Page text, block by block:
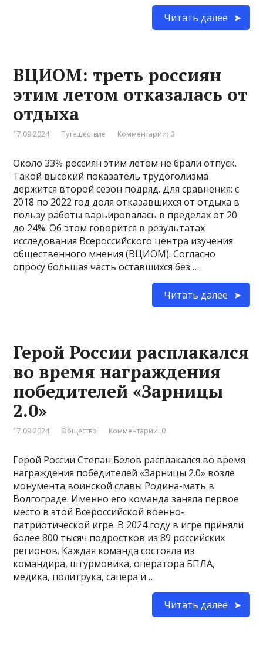
Читать далее
ВЦИОМ: треть россиян
этим летом отказалась от
отдыха
17.09.2024 Путешествие Комментарии: 0
Около 33% россиян этим летом не брали отпуск.
Такой высокий показатель трудоголизма
держится второй сезон подряд. Для сравнения: с
2018 по 2022 год доля отказавшихся от отдыха в
пользу работы варьировалась в пределах от 20
до 24%. Об этом говорится в результатах
исследования Всероссийского центра изучения
общественного мнения (ВЦИОМ). Согласно
опросу большая часть оставшихся без …
Читать далее
Герой России расплакался
во время награждения
победителей «Зарницы
2.0»
17.09.2024 Общество Комментарии: 0
Герой России Степан Белов расплакался во время
награждения победителей «Зарницы 2.0» возле
монумента воинской славы Родина-мать в
Волгограде. Именно его команда заняла первое
место в этой Всероссийской военно-
патриотической игре. В 2024 году в игре приняли
более 800 тысяч подростков из 89 российских
регионов. Каждая команда состояла из
командира, штурмовика, оператора БПЛА,
медика, политрука, сапера и …
Читать далее